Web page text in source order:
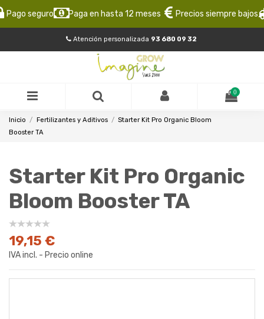
seguro Paga en hasta 12 meses Precios siempre bajos
Atención personalizada 93 680 09 32
0
Inicio Fertilizantes y Aditivos
Starter Kit Pro Organic Bloom
Booster TA
Starter Kit Pro Organic
Bloom Booster TA
19,15 €
IVA incl. - Precio online